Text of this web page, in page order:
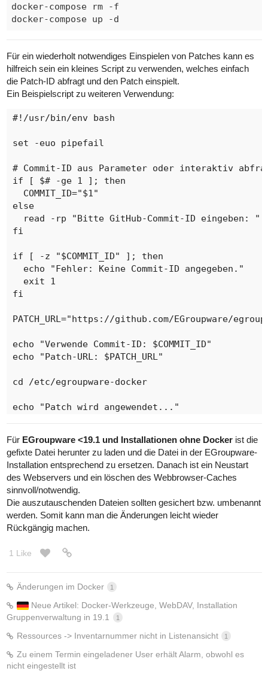
docker-compose rm -f
Für ein wiederholt notwendiges Einspielen von Patches kann es
hilfreich sein ein kleines Script zu verwenden, welches einfach
die Patch-ID abfragt und den Patch einspielt.
Ein Beispielscript zu weiteren Verwendung:
#!/usr/bin/env bash
set -euo pipefail
# Commit-ID aus Parameter oder interaktiv
if [ $# -ge 1 ]; then
  COMMIT_ID="$1"
else
read -rp "Bitte GitHub-Commit-ID eingeben: "
fi
if [ -z "$COMMIT_ID" ]; then
  echo "Fehler: Keine Commit-ID angegeben."
  exit 1
fi
PATCH_URL="https://github.com/EGroupware/
echo "Verwende Commit-ID: $COMMIT_ID"
echo "Patch-URL: $PATCH_URL"
cd /etc/egroupware-docker
echo "Patch wird angewendet..."
echo "npm build wird ausgeführt..."
docker exec egroupware bash -c "cd /usr/share/
echo "Container wird neu gestartet..."
docker-compose restart egroupware
Für EGroupware <19.1 und Installationen ohne Docker ist die
gefixte Datei herunter zu laden und die Datei in der EGroupware-
Installation entsprechend zu ersetzen. Danach ist ein Neustart
des Webservers und ein löschen des Webbrowser-Caches
sinnvoll/notwendig.
Die auszutauschenden Dateien sollten gesichert bzw. umbenannt
werden. Somit kann man die Änderungen leicht wieder
Rückgängig machen.
1 Like
Änderungen im Docker 1
Neue Artikel: Docker-Werkzeuge, WebDAV, Installation
Gruppenverwaltung in 19.1
1
Ressources -> Inventarnummer nicht in Listenansicht 1
Zu einem Termin eingeladener User erhält Alarm, obwohl es
nicht eingestellt ist